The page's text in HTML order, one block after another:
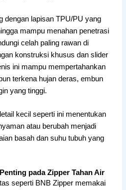
dengan lapisan TPU/PU yang
mampu menahan penetrasi
celah paling rawan di
konstruksi khusus dan slider
ini mampu mempertahankan
terkena hujan deras, embun
yang tinggi.
kecil seperti ini menentukan
atau berubah menjadi
basah dan suhu tubuh yang
pada Zipper Tahan Air
seperti BNB Zipper memakai